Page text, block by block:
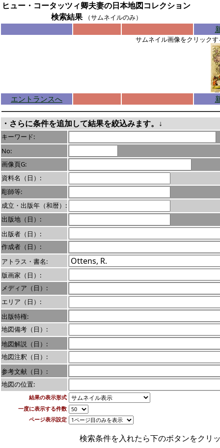
ヒュー・コータッツィ卿夫妻の日本地図コレクション
検索結果
（サムネイルのみ）
サムネイル画像をクリック
エントランスへ
・さらに条件を追加して結果を絞込みます。↓
キーワード:
No:
画像頁G:
資料名（日）:
彫師等:
成立・出版年（和暦）:
出版地（日）:
出版者（日）:
作成者（日）:
アトラス・書名:
版画家（日）:
メディア（日）:
エリア（日）:
出版特権:
地図備考（日）:
地図解説（日）:
地図注釈（日）:
参考文献（日）:
地図の位置:
結果の表示形式
一度に表示する件数
ページ表示設定
検索条件を入れたら下のボタンをクリ